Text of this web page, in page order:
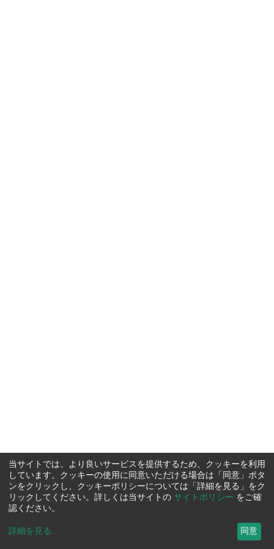
当サイトでは、より良いサービスを提供するため、クッキーを利用
しています。クッキーの使用に同意いただける場合は「同意」ボタ
ンをクリックし、クッキーポリシーについては「詳細を見る」をク
リックしてください。詳しくは当サイトの サイトポリシー をご確
認ください。
詳細を見る ... 同意